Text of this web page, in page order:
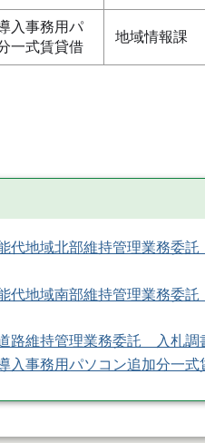
入事務用パ
一式賃貸借
地域情報課
地域北部維持管理業務委
地域南部維持管理業務委
路維持管理業務委託 入札調
入事務用パソコン追加分一